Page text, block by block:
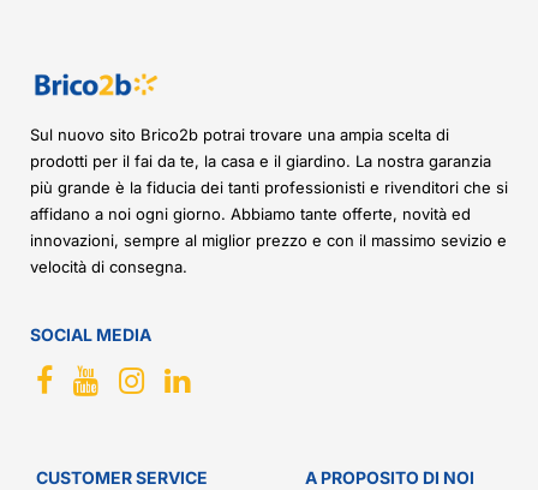
Sul nuovo sito Brico2b potrai trovare una ampia scelta di
prodotti per il fai da te, la casa e il giardino. La nostra garanzia
più grande è la fiducia dei tanti professionisti e rivenditori che si
affidano a noi ogni giorno. Abbiamo tante offerte, novità ed
innovazioni, sempre al miglior prezzo e con il massimo sevizio e
velocità di consegna.
SOCIAL MEDIA
CUSTOMER SERVICE A PROPOSITO DI NOI